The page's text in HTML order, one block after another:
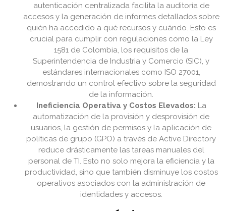
autenticación centralizada facilita la auditoría de
accesos y la generación de informes detallados sobre
quién ha accedido a qué recursos y cuándo. Esto es
crucial para cumplir con regulaciones como la Ley
1581 de Colombia, los requisitos de la
Superintendencia de Industria y Comercio (SIC), y
estándares internacionales como ISO 27001,
demostrando un control efectivo sobre la seguridad
de la información.
Ineficiencia Operativa y Costos Elevados: La
automatización de la provisión y desprovisión de
usuarios, la gestión de permisos y la aplicación de
políticas de grupo (GPO) a través de Active Directory
reduce drásticamente las tareas manuales del
personal de TI. Esto no solo mejora la eficiencia y la
productividad, sino que también disminuye los costos
operativos asociados con la administración de
identidades y accesos.